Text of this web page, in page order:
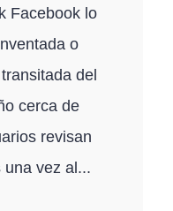
Facebook lo
o
del
cerca de
revisan
vez al...